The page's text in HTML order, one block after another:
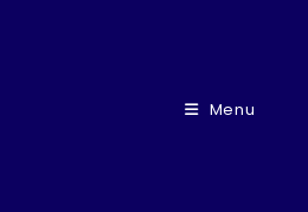
Menu